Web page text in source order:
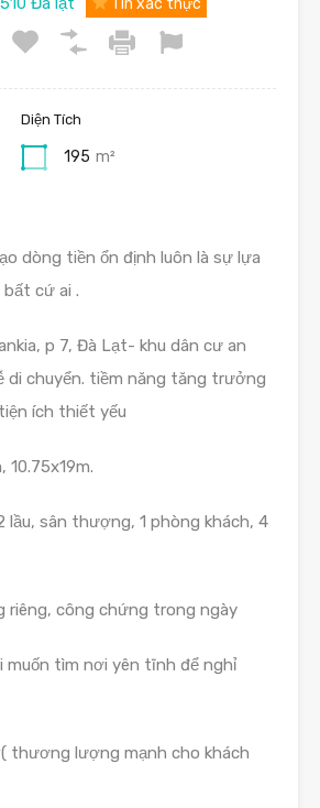
Diện Tích
195 m²
dòng tiền ổn định luôn là sự lựa
cứ ai .
p 7, Đà Lạt- khu dân cư an
di chuyển. tiềm năng tăng trưởng
ích thiết yếu
10.75x19m.
lầu, sân thượng, 1 phòng khách, 4
riêng, công chứng trong ngày
muốn tìm nơi yên tĩnh để nghỉ
thương lượng mạnh cho khách